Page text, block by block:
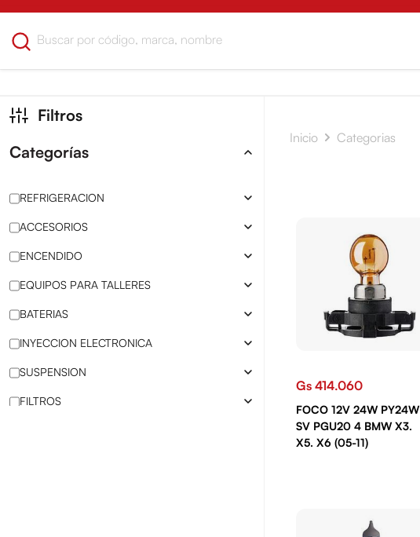
Filtros
Categorías
REFRIGERACION
ACCESORIOS
ENCENDIDO
EQUIPOS PARA TALLERES
BATERIAS
INYECCION ELECTRONICA
SUSPENSION
FILTROS
Inicio Categorias
Gs 414.060
FOCO 12V 24W PY24W
SV PGU20 4 BMW X3.
X5. X6 (05-11)